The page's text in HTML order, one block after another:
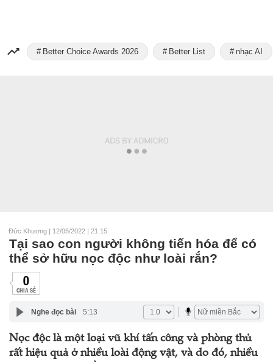
Better Choice Awards 2026 Better List nhạc AI
Đức Khương | 12/05/2022 | 21:15
Tại sao con người không tiến hóa để có
thể sở hữu nọc độc như loài rắn?
0
CHIA SẺ
Nghe đọc bài 5:13
Nọc độc là một loại vũ khí tấn công và phòng thủ
rất hiệu quả ở nhiều loài động vật, và do đó, nhiều